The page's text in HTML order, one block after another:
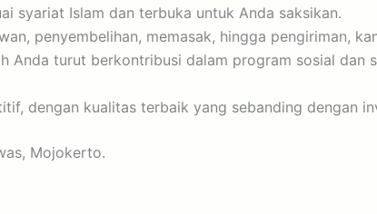
syariat Islam dan terbuka untuk Anda saksikan.
penyembelihan, memasak, hingga pengiriman,
Anda turut berkontribusi dalam program sosial dan
dengan kualitas terbaik yang sebanding dengan
Mojokerto.